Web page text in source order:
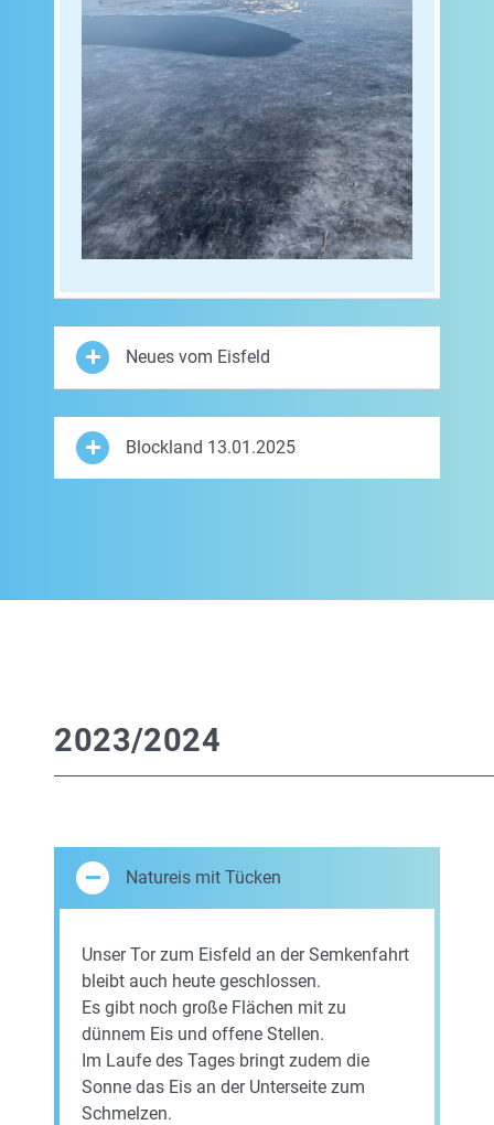
Neues vom Eisfeld
Blockland 13.01.2025
2023/2024
Natureis mit Tücken
Unser Tor zum Eisfeld an der Semkenfahrt
bleibt auch heute geschlossen.
Es gibt noch große Flächen mit zu
dünnem Eis und offene Stellen.
Im Laufe des Tages bringt zudem die
Sonne das Eis an der Unterseite zum
Schmelzen.